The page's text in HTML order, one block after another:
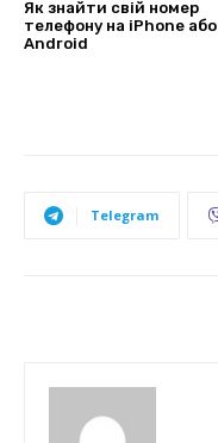
Як знайти свій номер
телефону на iPhone або
Android
Telegram